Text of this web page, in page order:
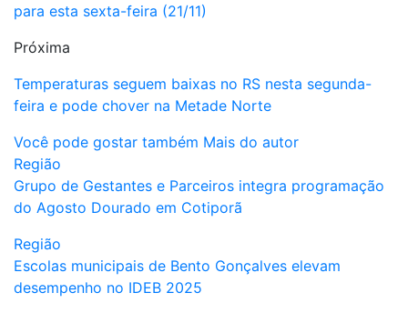
para esta sexta-feira (21/11)
Próxima
Temperaturas seguem baixas no RS nesta segunda-
feira e pode chover na Metade Norte
Você pode gostar também Mais do autor
Região
Grupo de Gestantes e Parceiros integra programação
do Agosto Dourado em Cotiporã
Região
Escolas municipais de Bento Gonçalves elevam
desempenho no IDEB 2025